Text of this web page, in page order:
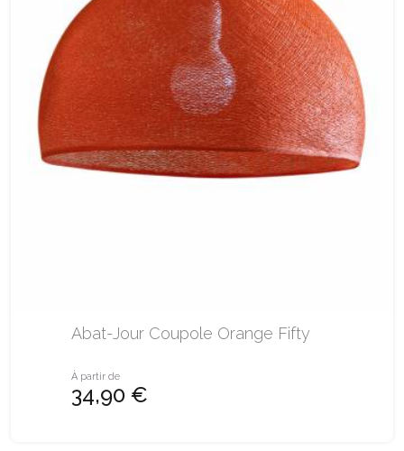
Abat-Jour Coupole Orange Fifty
À partir de
34,90 €